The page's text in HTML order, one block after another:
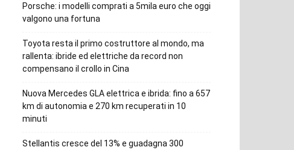
Porsche: i modelli comprati a 5mila euro che oggi
valgono una fortuna
Toyota resta il primo costruttore al mondo, ma
rallenta: ibride ed elettriche da record non
compensano il crollo in Cina
Nuova Mercedes GLA elettrica e ibrida: fino a 657
km di autonomia e 270 km recuperati in 10
minuti
Stellantis cresce del 13% e guadagna 300